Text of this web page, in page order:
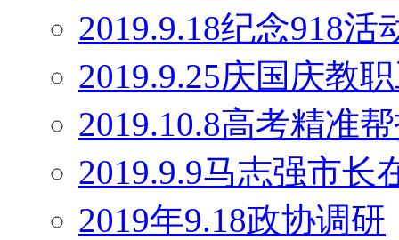
2019.9.18纪念918活
2019.9.25庆国庆教
2019.10.8高考精准
2019.9.9马志强市长
2019年9.18政协调研